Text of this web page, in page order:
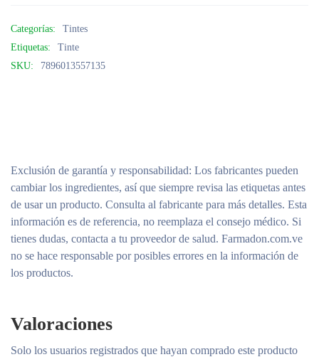
Categorías:
Tintes
Etiquetas:
Tinte
SKU:
7896013557135
Exclusión de garantía y responsabilidad: Los fabricantes pueden
cambiar los ingredientes, así que siempre revisa las etiquetas antes
de usar un producto. Consulta al fabricante para más detalles. Esta
información es de referencia, no reemplaza el consejo médico. Si
tienes dudas, contacta a tu proveedor de salud. Farmadon.com.ve
no se hace responsable por posibles errores en la información de
los productos.
Valoraciones
Solo los usuarios registrados que hayan comprado este producto